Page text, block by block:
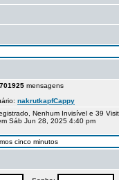
701925 mensagens
nakrutkapfCappy
Nenhum Invisível e 39
Sáb Jun 28, 2025 4:40 pm
cinco minutos